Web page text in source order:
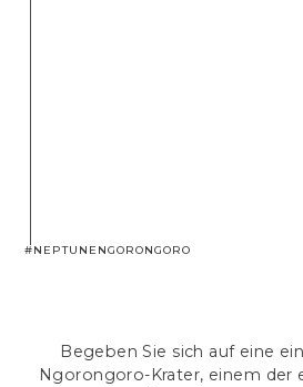
#NEPTUNENGORONGORO
Begeben Sie sich auf eine
Ngorongoro-Krater, einem der